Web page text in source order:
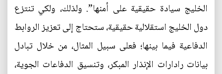
الخليج سيادة حقيقية على أمنها”. ولذلك، ولكي تنتزع
دول الخليج استقلالية حقيقية، ستحتاج إلى تعزيز الروابط
الدفاعية فيما بينها؛ فعلى سبيل المثال، من خلال تبادل
بيانات رادارات الإنذار المبكر، وتنسيق الدفاعات الجوية،